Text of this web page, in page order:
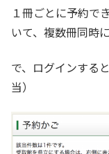
１冊ごとに予約で
いて、複数冊同時
で、ログインする
当）